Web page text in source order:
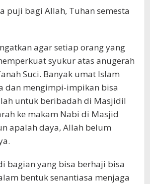
puji bagi Allah, Tuhan semesta
agar setiap orang yang
syukur atas anugerah
Suci. Banyak umat Islam
dan mengimpi-impikan bisa
untuk beribadah di Masjidil
ke makam Nabi di Masjid
apalah daya, Allah belum
bagian yang bisa berhaji bisa
bentuk senantiasa menjaga